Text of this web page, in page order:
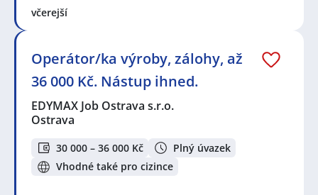
včerejší
Operátor/ka výroby, zálohy, až
36 000 Kč. Nástup ihned.
EDYMAX Job Ostrava s.r.o.
Ostrava
30 000 – 36 000 Kč
Plný úvazek
Vhodné také pro cizince